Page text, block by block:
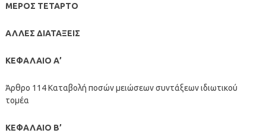
ΜΕΡΟΣ ΤΕΤΑΡΤΟ
ΑΛΛΕΣ ΔΙΑΤΑΞΕΙΣ
ΚΕΦΑΛΑΙΟ Α’
Άρθρο 114 Καταβολή ποσών μειώσεων συντάξεων ιδιωτικού
τομέα
ΚΕΦΑΛΑΙΟ Β’